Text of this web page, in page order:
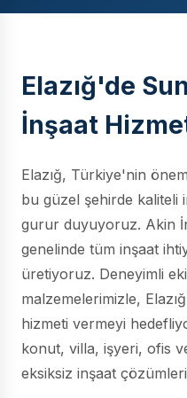
Elazığ'de
İnşaat
Elazığ, Türkiye'nin
bu güzel şehirde kaliteli
gurur duyuyoruz. Akin
genelinde tüm inşaat
üretiyoruz. Deneyimli
malzemelerimizle,
hizmeti vermeyi
konut, villa, işyeri, ofis
eksiksiz inşaat